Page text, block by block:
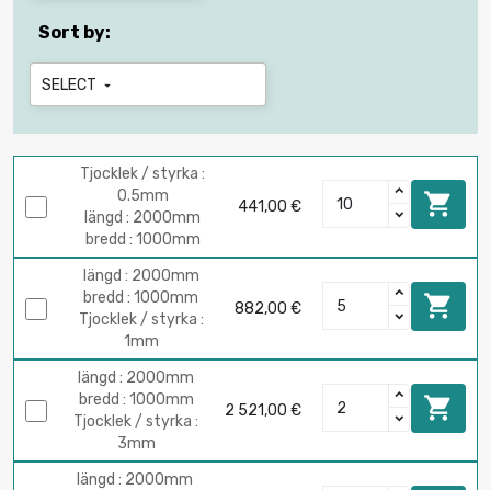
Sort by:
SELECT 
Tjocklek / styrka :
0.5mm
längd : 2000mm
bredd : 1000mm
441,00 € 
längd : 2000mm
bredd : 1000mm
Tjocklek / styrka :
1mm
882,00 € 
längd : 2000mm
bredd : 1000mm
Tjocklek / styrka :
3mm
2 521,00 € 
längd : 2000mm